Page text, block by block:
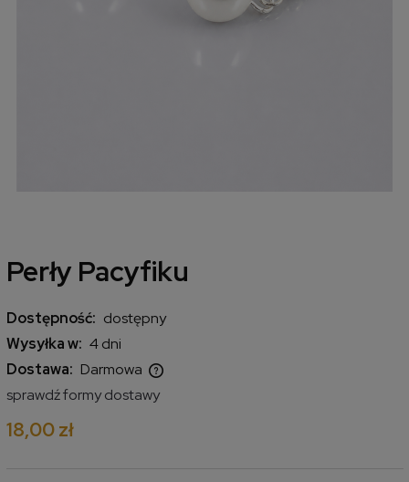
Perły Pacyfiku
Dostępność: dostępny
Wysyłka w: 4 dni
Dostawa: Darmowa
Cena nie zawiera ewentualnych kosztów płatności
sprawdź formy dostawy
18,00 zł